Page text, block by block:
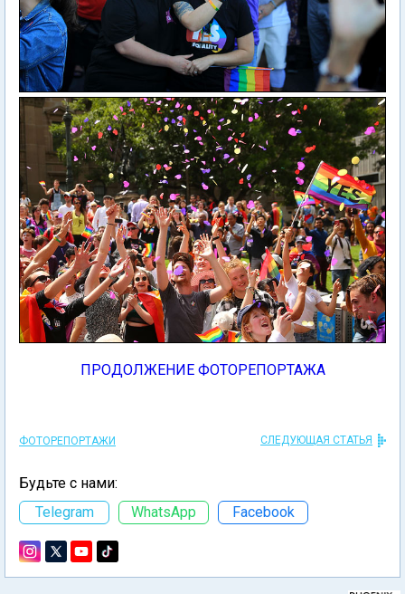
ПРОДОЛЖЕНИЕ ФОТОРЕПОРТАЖА
ФОТОРЕПОРТАЖИ СЛЕДУЮЩАЯ СТАТЬЯ
Будьте с нами:
Telegram
WhatsApp Facebook